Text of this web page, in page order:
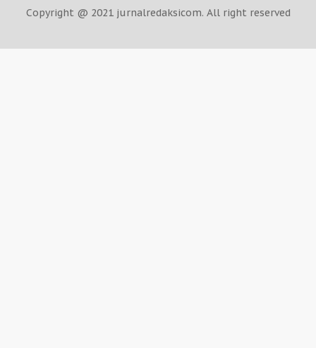
Copyright @ 2021 jurnalredaksicom. All right reserved